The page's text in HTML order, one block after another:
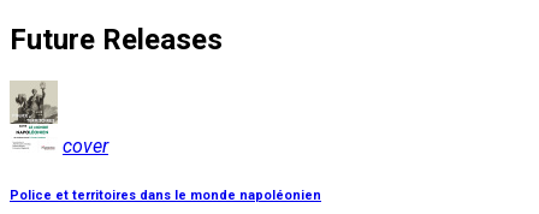
Future Releases
cover
Police et territoires dans le monde napoléonien